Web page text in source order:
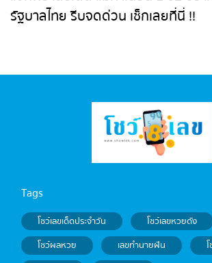
แจกฟรี เลขเด็ด แม่ทำเนียน 1 02 68
รัฐบาลไทย รีบจดด่วน เช็กเลยที่นี่ !!
Tags
โชว์เลขเด็ดประจำวัน
โชว์เลขหวยดัง
โชว์ผลหวย
เลขทำนายฝัน